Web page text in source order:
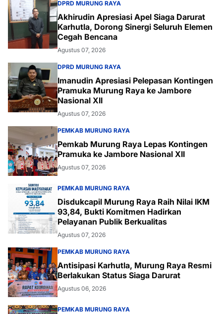
DPRD MURUNG RAYA
Akhirudin Apresiasi Apel Siaga Darurat
Karhutla, Dorong Sinergi Seluruh Elemen
Cegah Bencana
Agustus 07, 2026
DPRD MURUNG RAYA
Imanudin Apresiasi Pelepasan Kontingen
Pramuka Murung Raya ke Jambore
Nasional XII
Agustus 07, 2026
PEMKAB MURUNG RAYA
Pemkab Murung Raya Lepas Kontingen
Pramuka ke Jambore Nasional XII
Agustus 07, 2026
PEMKAB MURUNG RAYA
Disdukcapil Murung Raya Raih Nilai IKM
93,84, Bukti Komitmen Hadirkan
Pelayanan Publik Berkualitas
Agustus 07, 2026
PEMKAB MURUNG RAYA
Antisipasi Karhutla, Murung Raya Resmi
Berlakukan Status Siaga Darurat
Agustus 06, 2026
PEMKAB MURUNG RAYA